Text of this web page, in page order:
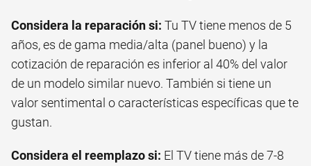
Considera la reparación si: Tu TV tiene menos de 5
años, es de gama media/alta (panel bueno) y la
cotización de reparación es inferior al 40% del valor
de un modelo similar nuevo. También si tiene un
valor sentimental o características específicas que te
gustan.
Considera el reemplazo si: El TV tiene más de 7-8